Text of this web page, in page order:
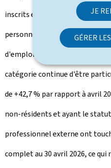
JE
GÉRER
inscrits en avril 2026 (+11,2 %
personnes à la fin du mois,
d'emploi non-résidents. La
catégorie continue d'être
de +42,7 % par rapport à avril
non-résidents et ayant le
professionnel externe ont
complet au 30 avril 2026, ce qui